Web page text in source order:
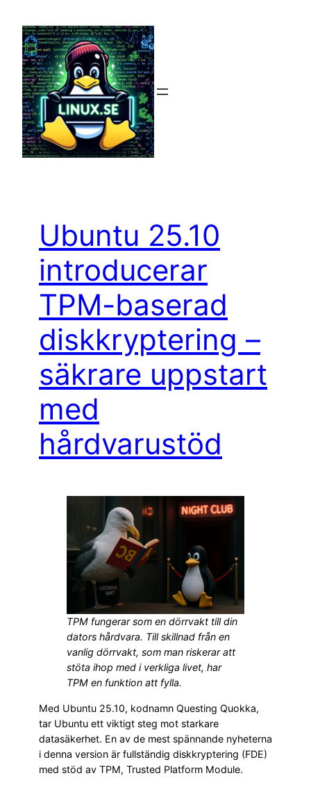
innehåll
Ubuntu 25.10
introducerar
TPM-baserad
diskkryptering –
säkrare uppstart
med
hårdvarustöd
TPM fungerar som en dörrvakt till din
dators hårdvara. Till skillnad från en
vanlig dörrvakt, som man riskerar att
stöta ihop med i verkliga livet, har
TPM en funktion att fylla.
Med Ubuntu 25.10, kodnamn Questing Quokka,
tar Ubuntu ett viktigt steg mot starkare
datasäkerhet. En av de mest spännande nyheterna
i denna version är fullständig diskkryptering (FDE)
med stöd av TPM, Trusted Platform Module.